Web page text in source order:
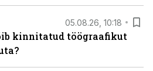
05.08.26, 10:18
kinnitatud töögraafikut